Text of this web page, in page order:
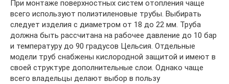
При монтаже поверхностных систем отопления чаще
всего используют полиэтиленовые трубы. Выбирать
следует изделия с диаметром от 18 до 22 мм. Труба
должна быть рассчитана на рабочее давление до 10 бар
и температуру до 90 градусов Цельсия. Отдельные
модели труб снабжены кислородной защитой и имеют в
своей структуре дополнительные слои. Однако чаще
всего владельцы делают выбор в пользу